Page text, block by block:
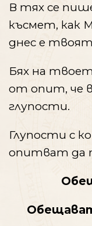
В тях се
късмет, как
днес е
Бях на
от опит, че
глупости.
Глупости с
опитват да